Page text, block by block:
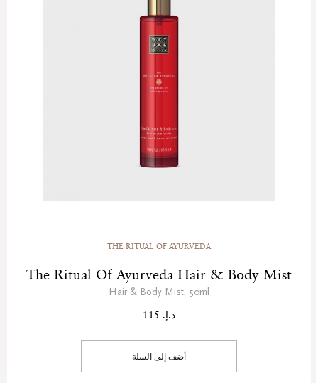
THE RITUAL OF AYURVEDA
The Ritual Of Ayurveda Hair & Body Mist
Hair & Body Mist, 50ml
د.إ. 115
أضف إلى السلة